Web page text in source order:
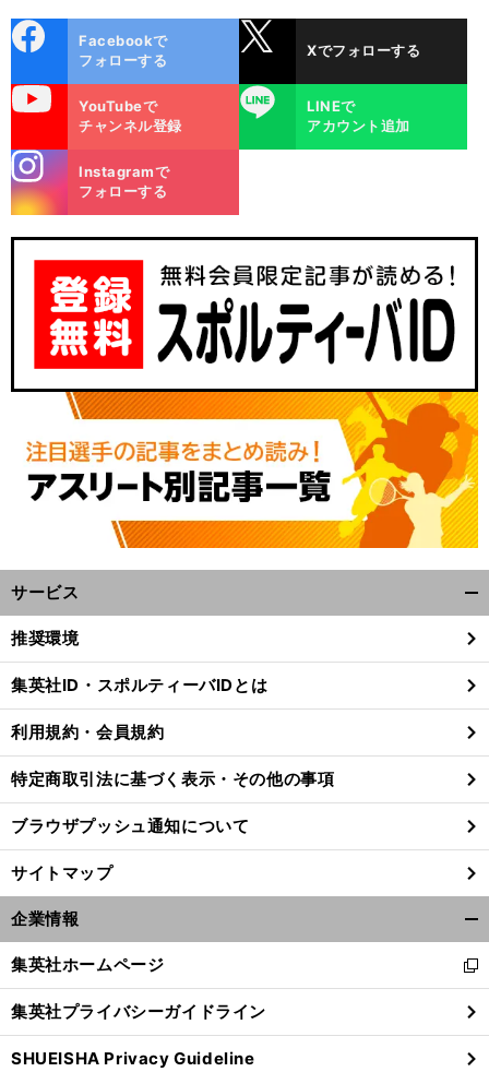
ok
Facebookで
フォローする
Xでフォローする
YouTubeで
チャンネル登録
LINE
LINEで
アカウント追加
m
Instagramで
フォローする
サービス
閉
る
推奨環境
集英社ID・スポルティーバIDとは
利用規約・会員規約
特定商取引法に基づく表示・その他の事項
ブラウザプッシュ通知について
サイトマップ
企業情報
閉
る
集英社ホームページ
新
し
い
ウ
ィ
集英社プライバシーガイドライン
SHUEISHA Privacy Guideline